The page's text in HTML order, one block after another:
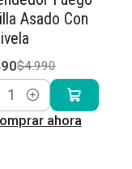
Asado Con
$4.990
ahora